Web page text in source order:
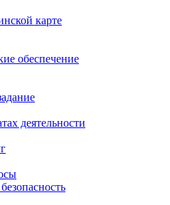
карте
обеспечение
деятельности